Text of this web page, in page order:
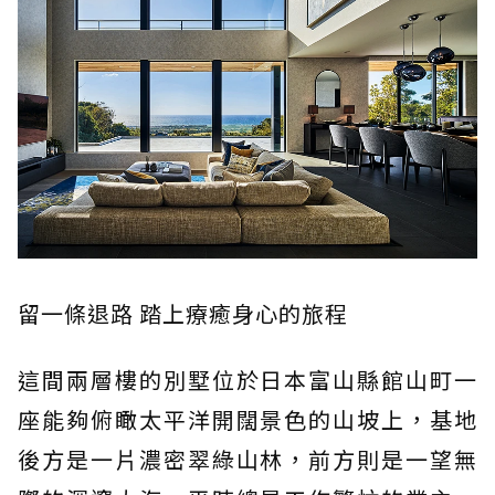
留一條退路 踏上療癒身心的旅程
這間兩層樓的別墅位於日本富山縣館山町一
座能夠俯瞰太平洋開闊景色的山坡上，基地
後方是一片濃密翠綠山林，前方則是一望無